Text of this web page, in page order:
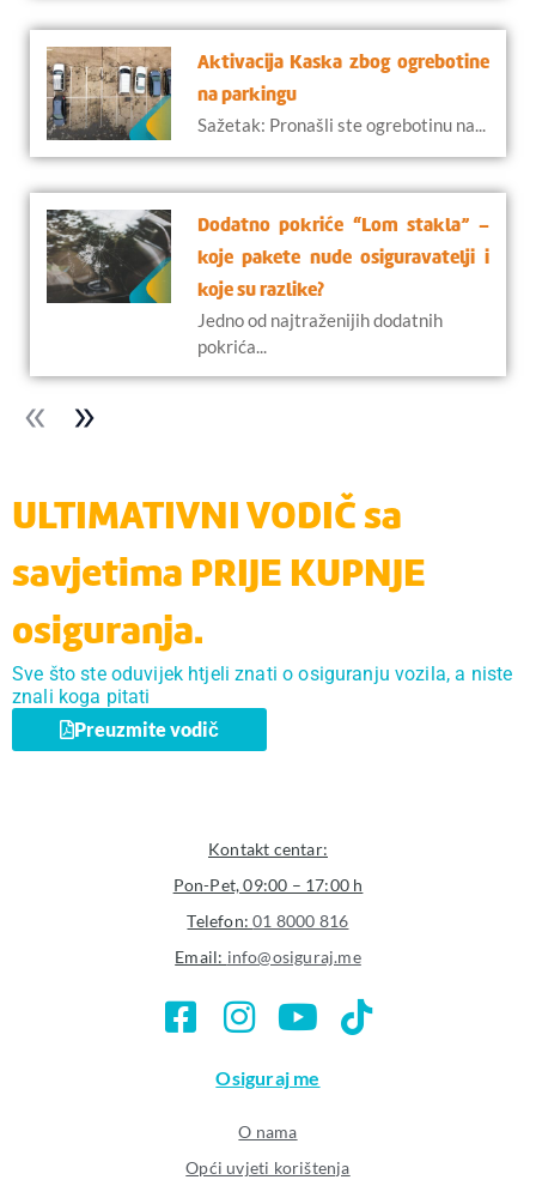
Aktivacija Kaska zbog ogrebotine
na parkingu
Sažetak: Pronašli ste ogrebotinu na...
Dodatno pokriće “Lom stakla” –
koje pakete nude osiguravatelji i
koje su razlike?
Jedno od najtraženijih dodatnih
pokrića...
ULTIMATIVNI VODIČ sa
savjetima PRIJE KUPNJE
osiguranja.
Sve što ste oduvijek htjeli znati o osiguranju vozila, a niste
znali koga pitati
Preuzmite vodič
Kontakt centar:
Pon-Pet, 09:00 – 17:00 h
Telefon:01 8000 816
Email: info@osiguraj.me
Osiguraj me
O nama
Opći uvjeti korištenja